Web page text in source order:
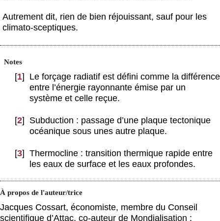
Autrement dit, rien de bien réjouissant, sauf pour les
climato-sceptiques.
Notes
[1]
Le forçage radiatif est défini comme la différence
entre l’énergie rayonnante émise par un
système et celle reçue.
[2]
Subduction : passage d’une plaque tectonique
océanique sous unes autre plaque.
[3] Thermocline : transition thermique rapide entre
les eaux de surface et les eaux profondes.
À propos de l'auteur/trice
Jacques Cossart, économiste, membre du Conseil
scientifique d’Attac, co-auteur de Mondialisation :